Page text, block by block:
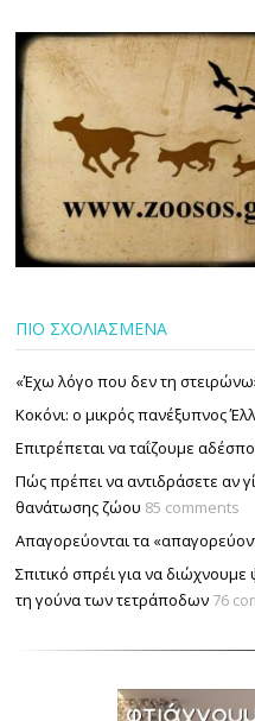
ΠΙΟ ΣΧΟΛΙΑΣΜΕΝΑ
«Έχω λόγο που δεν τη
Κοκόνι: ο μικρός πανέξυπνος
Επιτρέπεται να ταΐζουµε
Πώς πρέπει να αντιδράσετε αν
θανάτωσης ζώου 85 comments
Απαγορεύονται τα
Σπιτικό σπρέι για να
τη γούνα των τετράποδων 76